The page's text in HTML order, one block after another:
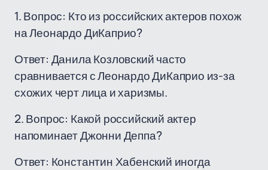
1. Вопрос: Кто из российских актеров похож
на Леонардо ДиКаприо?
Ответ: Данила Козловский часто
сравнивается с Леонардо ДиКаприо из-за
схожих черт лица и харизмы.
2. Вопрос: Какой российский актер
напоминает Джонни Деппа?
Ответ: Константин Хабенский иногда